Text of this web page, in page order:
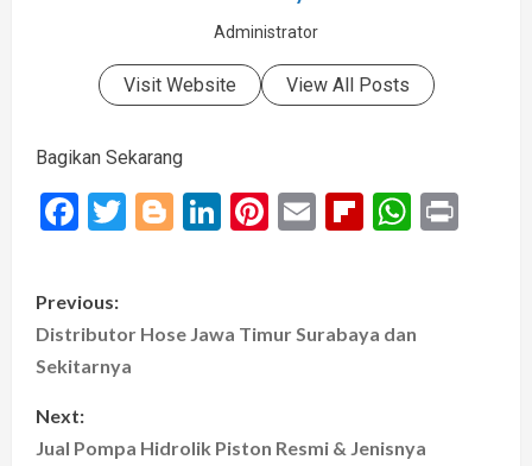
Administrator
Visit Website View All Posts
Bagikan Sekarang
Facebook
Twitter
Blogger
LinkedIn
Pinterest
EmailFlipboard
P
o
t
Previous:
Distributor Hose Jawa Timur Surabaya dan
Sekitarnya
Next:
Jual Pompa Hidrolik Piston Resmi & Jenisnya